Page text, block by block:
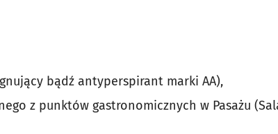
bądź antyperspirant marki AA),
z punktów gastronomicznych w Pasażu